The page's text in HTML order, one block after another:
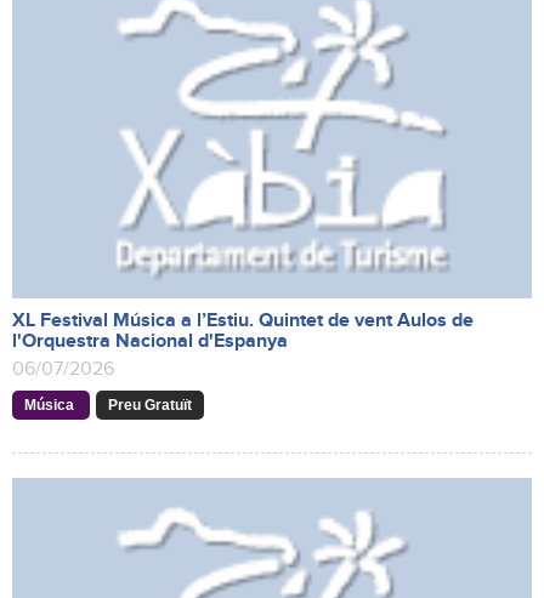
XL Festival Música a l’Estiu. Quintet de vent Aulos de
l'Orquestra Nacional d'Espanya
06/07/2026
Música Preu Gratuït